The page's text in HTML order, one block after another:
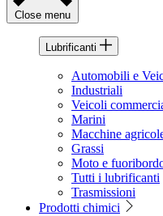
Close menu
Lubrificanti
Automobili e
Industriali
Veicoli
Marini
Macchine
Grassi
Moto e
Tutti i lubrificanti
Trasmissioni
Prodotti chimici